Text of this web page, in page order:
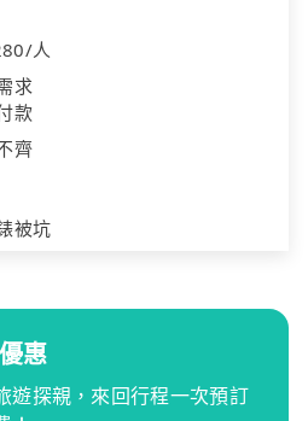
人
求
款
齊
被坑
惠
遊探親，來回行程一次預訂